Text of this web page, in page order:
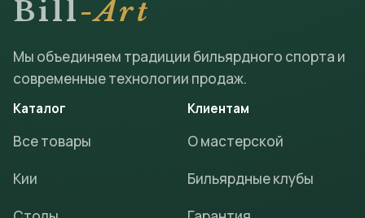
Bill-Art
Мы объединяем традиции бильярдного спорта и
современные технологии продаж.
Каталог
Все товары
Кии
Клиентам
О мастерской
Бильярдные клубы